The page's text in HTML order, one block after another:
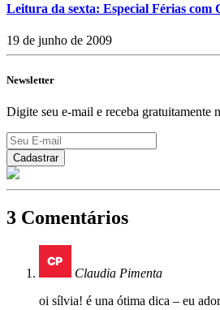
Leitura da sexta: Especial Férias com
19 de junho de 2009
Newsletter
Digite seu e-mail e receba gratuitamente
3 Comentários
Claudia Pimenta
oi sílvia! é una ótima dica – eu